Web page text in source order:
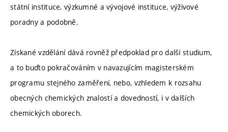
státní instituce, výzkumné a vývojové instituce, výživové
poradny a podobně.
Získané vzdělání dává rovněž předpoklad pro další studium,
a to buďto pokračováním v navazujícím magisterském
programu stejného zaměření, nebo, vzhledem k rozsahu
obecných chemických znalostí a dovedností, i v dalších
chemických oborech.